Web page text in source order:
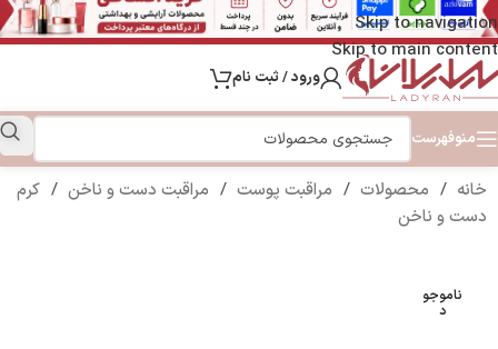
Skip to navigation
Skip to main content
ورود / ثبت نام
منوفهرست
خانه / محصولات / مراقبت پوست / مراقبت دست و ناخن / کرم
دست و ناخن
ناموجو
د